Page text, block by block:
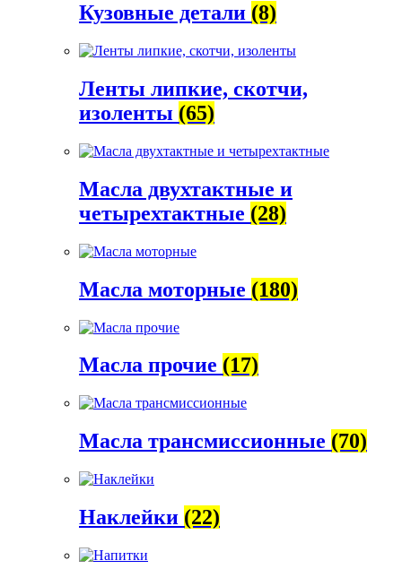
Кузовные детали (8)
Ленты липкие, скотчи,
изоленты (65)
Масла двухтактные и
четырехтактные (28)
Масла моторные (180)
Масла прочие (17)
Масла трансмиссионные (70)
Наклейки (22)